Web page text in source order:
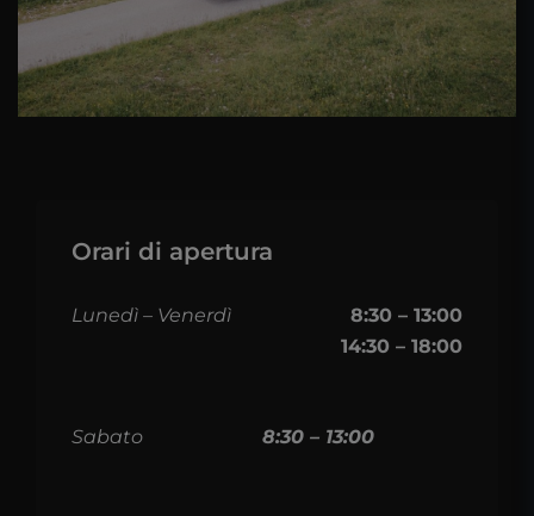
Orari di apertura
Lunedì – Venerdì
8:30 – 13:00
14:30 – 18:00
Sabato 8:30 – 13:00